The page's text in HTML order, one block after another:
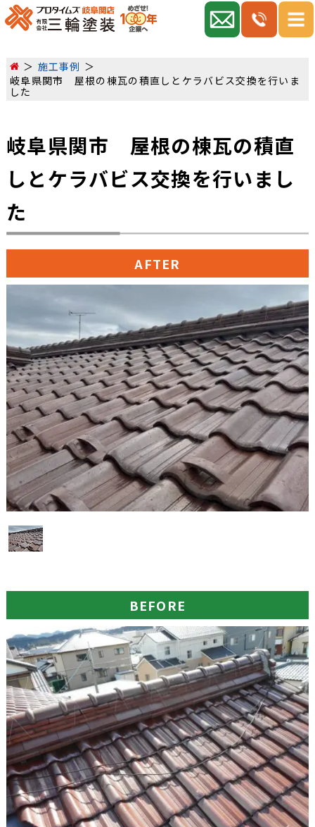
施工事例
岐阜県関市 屋根の棟瓦の積直しとケラバビス交換を行いま
した
岐阜県関市 屋根の棟瓦の積直
しとケラバビス交換を行いまし
た
AFTER
BEFORE